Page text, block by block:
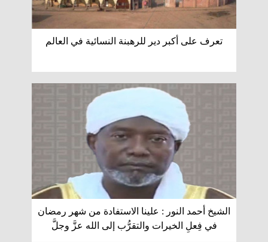
تعرف على أكبر دير للرهبنة النسائية في العالم
الشيخ أحمد النور : علينا الاستفادة من شهر رمضان
في فِعلِ الخيرات والتقرُّب إلى الله عزَّ وجلَّ